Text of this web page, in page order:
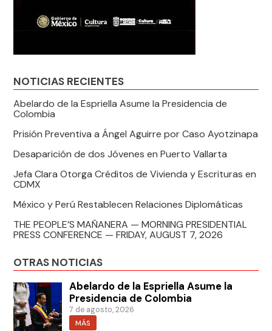
NOTICIAS RECIENTES
Abelardo de la Espriella Asume la Presidencia de
Colombia
Prisión Preventiva a Ángel Aguirre por Caso Ayotzinapa
Desaparición de dos Jóvenes en Puerto Vallarta
Jefa Clara Otorga Créditos de Vivienda y Escrituras en
CDMX
México y Perú Restablecen Relaciones Diplomáticas
THE PEOPLE’S MAÑANERA — MORNING PRESIDENTIAL
PRESS CONFERENCE — FRIDAY, AUGUST 7, 2026
OTRAS NOTICIAS
Abelardo de la Espriella Asume la
Presidencia de Colombia
7 de agosto, 2026
MÁS